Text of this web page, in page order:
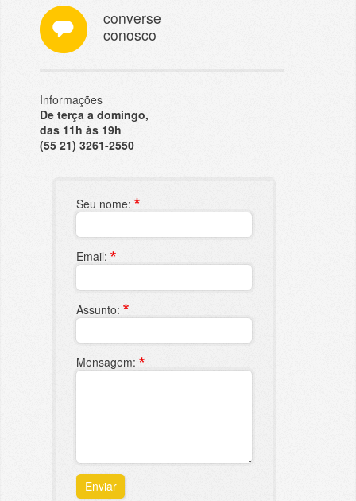
Seu nome:
Email:
Assunto:
Mensagem:
Enviar
converse
conosco
Informações
De terça a domingo,
das 11h às 19h
(55 21) 3261-2550